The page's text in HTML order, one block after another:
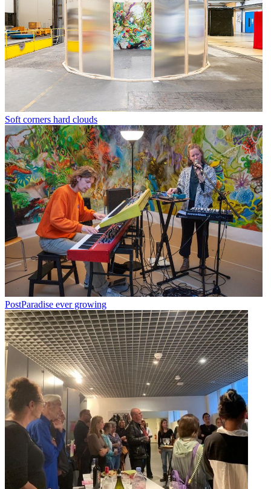
Soft corners hard clouds
PostParadise ever growing